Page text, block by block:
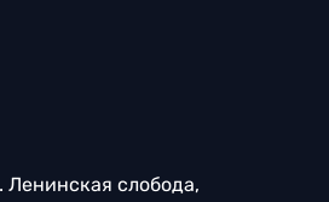
Ленинская слобода,